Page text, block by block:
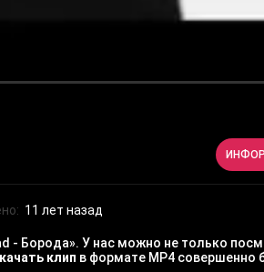
11 лет назад
- Борода». У нас можно не только
клип в формате MP4 совершенно